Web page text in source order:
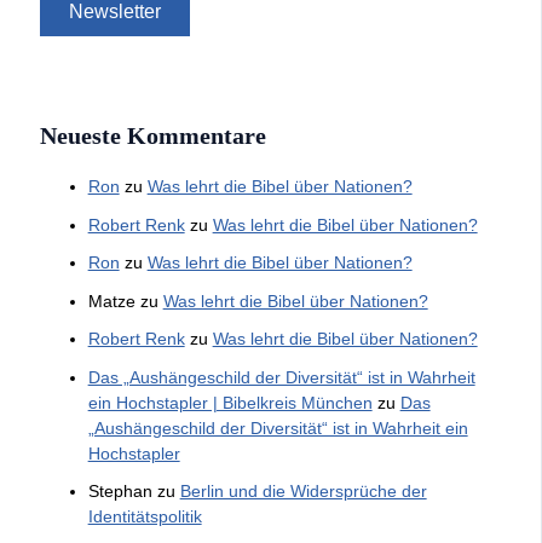
Neueste Kommentare
Ron zu Was lehrt die Bibel über Nationen?
Robert Renkzu Was lehrt die Bibel über Nationen?
Ron zu Was lehrt die Bibel über Nationen?
Matzezu Was lehrt die Bibel über Nationen?
Robert Renkzu Was lehrt die Bibel über Nationen?
Das „Aushängeschild der Diversität“ ist in Wahrheit
ein Hochstapler | Bibelkreis München zu Das
„Aushängeschild der Diversität“ ist in Wahrheit ein
Hochstapler
Stephan zu Berlin und die Widersprüche der
Identitätspolitik